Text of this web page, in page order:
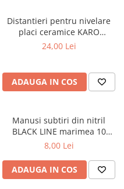
Distantieri pentru nivelare
placi ceramice KARO
100buc/set – 2mm
24,00 Lei
ADAUGA IN COS
Manusi subtiri din nitril
BLACK LINE marimea 10
Protect2U
8,00 Lei
ADAUGA IN COS